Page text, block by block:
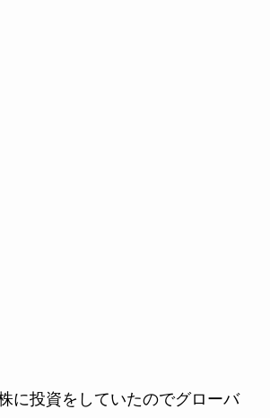
に投資をしていたのでグローバ